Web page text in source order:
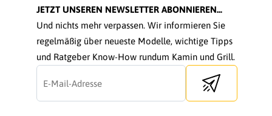
JETZT UNSEREN NEWSLETTER ABONNIEREN...
Und nichts mehr verpassen. Wir informieren Sie
regelmäßig über neueste Modelle, wichtige Tipps
und Ratgeber Know-How rundum Kamin und Grill.
Send newsletter